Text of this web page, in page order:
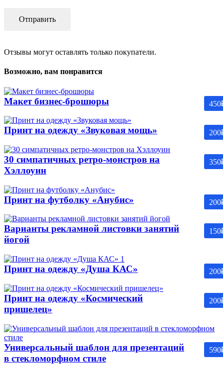
Отзывы могут оставлять только покупатели.
Возможно, вам понравится
450
Макет бизнес-брошюры
200
Принт на одежду «Звуковая мощь»
350
30 симпатичных ретро-монстров на
Хэллоуин
200
Принт на футболку «Анубис»
150
Варианты рекламной листовки занятий
йогой
200
Принт на одежду «Душа КАС»
200
Принт на одежду «Космический
пришелец»
590
Универсальный шаблон для презентаций
в стекломорфном стиле